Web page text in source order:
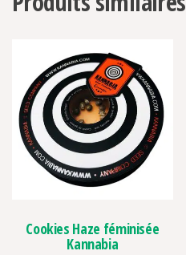
Cookies Haze féminisée
Kannabia